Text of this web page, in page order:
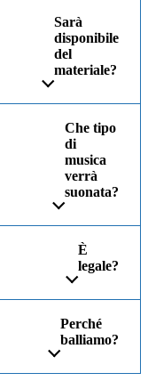
Sarà
disponibile
del
materiale?
Che tipo
di
musica
verrà
suonata?
È
legale?
Perché
balliamo?